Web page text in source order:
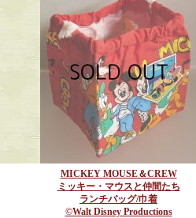
MICKEY MOUSE＆CREW
ミッキー・マウスと仲間たち
ランチバッグ/巾着
©Walt Disney Productions